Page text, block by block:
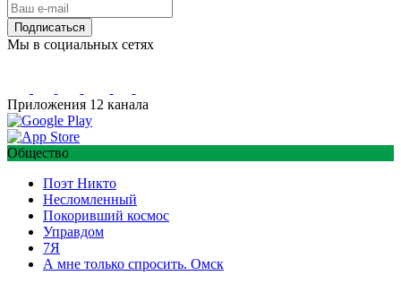
Подписаться
Мы в социальных сетях
Приложения 12 канала
Общество
Поэт Никто
Несломленный
Покоривший космос
Управдом
7Я
А мне только спросить. Омск